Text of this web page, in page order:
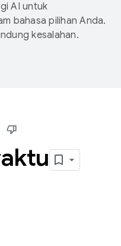
AI untuk
bahasa pilihan Anda.
kesalahan.